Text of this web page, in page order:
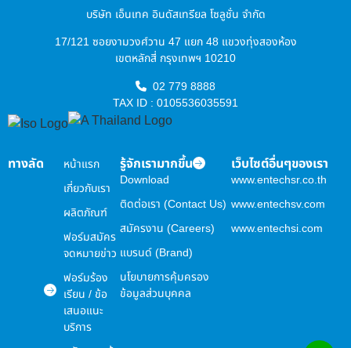
บริษัท เอ็นเทค อินดัสเทรียล โซลูชั่น จำกัด
17/121 ซอยงามวงศ์วาน 47 แยก 48 แขวงทุ่งสองห้อง
เขตหลักสี่ กรุงเทพฯ 10210
02 779 8888
TAX ID : 0105536035591
ทางลัด
หน้าแรก
เกี่ยวกับเรา
ผลิตภัณฑ์
ฟอร์มสมัคร
จดหมายข่าว
ฟอร์มร้อง
เรียน / ข้อ
เสนอแนะ
บริการ
รู้จักเรามากขึ้น
Download
ติดต่อเรา (Contact Us)
สมัครงาน (Careers)
แบรนด์ (Brand)
นโยบายการคุ้มครอง
ข้อมูลส่วนบุคคล
เว็บไซต์อื่นๆของเรา
www.entechsr.co.th
www.entechsv.com
www.entechsi.com